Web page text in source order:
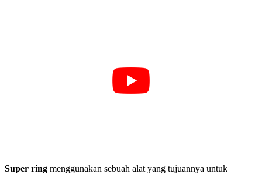
Super ring menggunakan sebuah alat yang tujuannya untuk